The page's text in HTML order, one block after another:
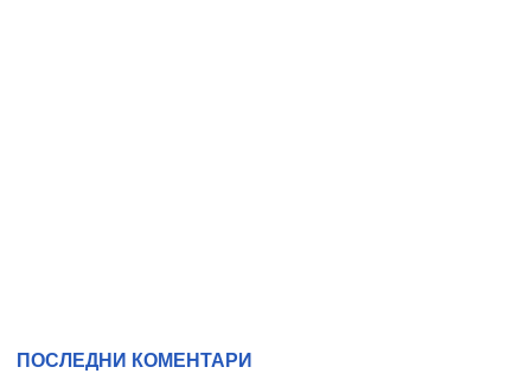
ПОСЛЕДНИ КОМЕНТАРИ